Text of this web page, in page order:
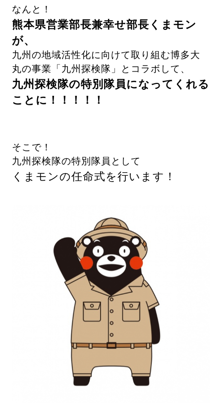
なんと！
熊本県営業部長兼幸せ部長くまモン
が、
九州の地域活性化に向けて取り組む博多大
丸の事業「九州探検隊」とコラボして、
九州探検隊の特別隊員になってくれる
ことに！！！！！
そこで！
九州探検隊の特別隊員として
くまモンの任命式を行います！